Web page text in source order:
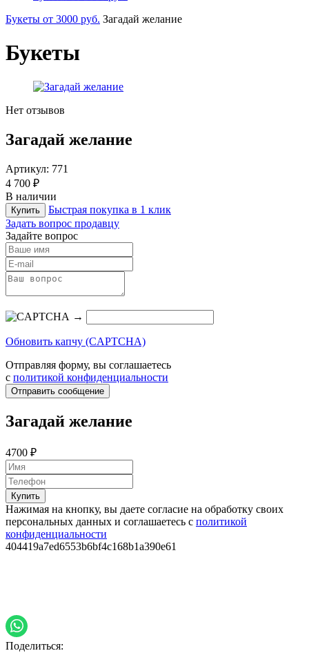
Букеты от 3000 руб. Загадай желание
Букеты
Нет отзывов
Загадай желание
Артикул: 771
4 700 ₽
В наличии
Купить
Быстрая покупка в 1 клик
Задать вопрос продавцу
Задайте вопрос
→
Обновить капчу (CAPTCHA)
Отправляя форму, вы соглашаетесь
с политикой конфиденциальности
Отправить сообщение
Загадай желание
4700 ₽
Купить
Нажимая на кнопку, вы даете согласие на обработку своих
персональных данных и соглашаетесь с политикой
конфиденциальности
404419a7ed6553b6bf4c168b1a390e61
Поделиться: